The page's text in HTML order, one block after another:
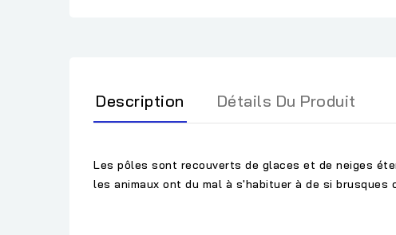
Description Détails Du Produit
Les pôles sont recouverts de glaces et de neiges
les animaux ont du mal à s'habituer à de si